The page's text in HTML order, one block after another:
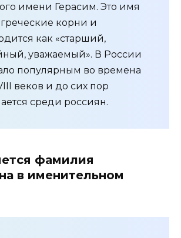
имени Герасим. Это имя
корни и
как «старший,
уважаемый». В России
популярным во времена
веков и до сих пор
среди россиян.
фамилия
в именительном